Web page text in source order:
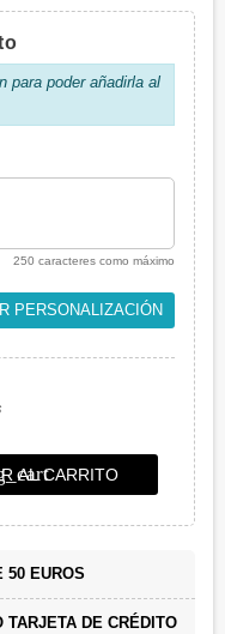
para poder añadirla al
250 caracteres como máximo
PERSONALIZACIÓN
AL CARRITO
50 EUROS
TARJETA DE CRÉDITO